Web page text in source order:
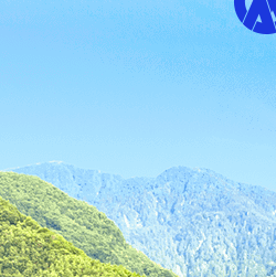
プ
ス
が
た
つ